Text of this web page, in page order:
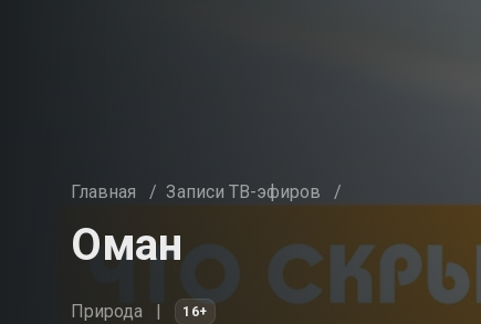
Главная / Записи ТВ-эфиров /
Оман
Природа 16+